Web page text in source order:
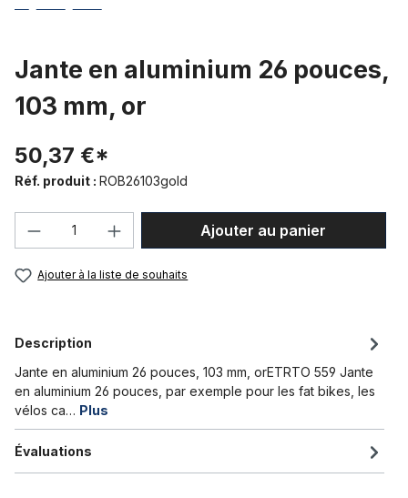
Jante en aluminium 26 pouces,
103 mm, or
50,37 €*
Réf. produit : ROB26103gold
Quantité de produit : Entrez la
Ajouter au panier
Ajouter à la liste de souhaits
Description
Jante en aluminium 26 pouces, 103 mm, orETRTO 559 Jante
en aluminium 26 pouces, par exemple pour les fat bikes, les
vélos ca… Plus
Évaluations